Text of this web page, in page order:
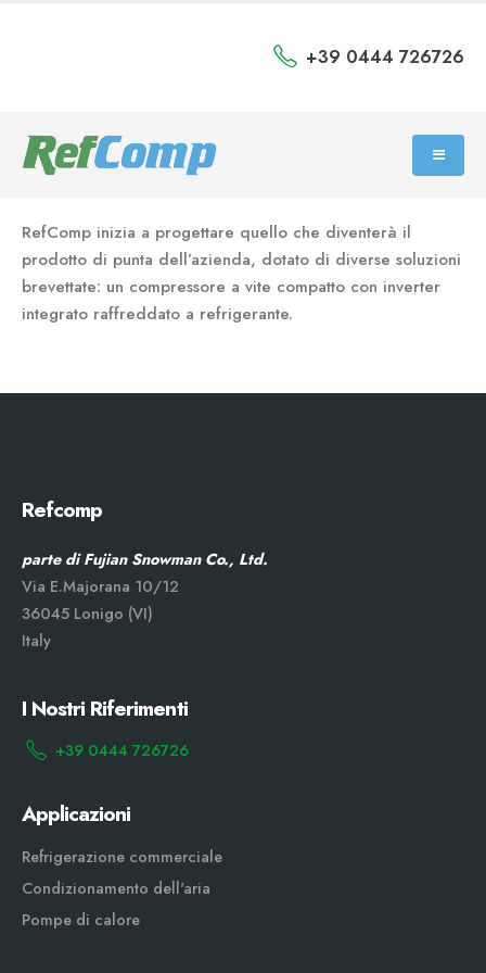
+39 0444 726726
RefComp inizia a progettare quello che diventerà il
prodotto di punta dell’azienda, dotato di diverse soluzioni
brevettate: un compressore a vite compatto con inverter
integrato raffreddato a refrigerante.
Refcomp
parte di Fujian Snowman Co., Ltd.
Via E.Majorana 10/12
36045 Lonigo (VI)
Italy
I Nostri Riferimenti
+39 0444 726726
Applicazioni
Refrigerazione commerciale
Condizionamento dell'aria
Pompe di calore